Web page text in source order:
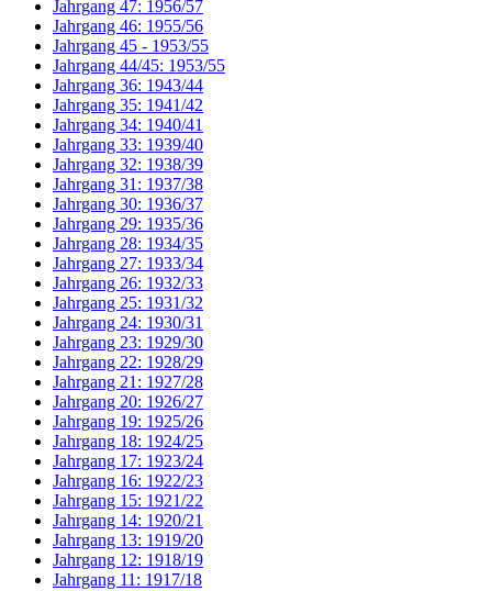
Jahrgang 47: 1956/57
Jahrgang 46: 1955/56
Jahrgang 45 - 1953/55
Jahrgang 44/45: 1953/55
Jahrgang 36: 1943/44
Jahrgang 35: 1941/42
Jahrgang 34: 1940/41
Jahrgang 33: 1939/40
Jahrgang 32: 1938/39
Jahrgang 31: 1937/38
Jahrgang 30: 1936/37
Jahrgang 29: 1935/36
Jahrgang 28: 1934/35
Jahrgang 27: 1933/34
Jahrgang 26: 1932/33
Jahrgang 25: 1931/32
Jahrgang 24: 1930/31
Jahrgang 23: 1929/30
Jahrgang 22: 1928/29
Jahrgang 21: 1927/28
Jahrgang 20: 1926/27
Jahrgang 19: 1925/26
Jahrgang 18: 1924/25
Jahrgang 17: 1923/24
Jahrgang 16: 1922/23
Jahrgang 15: 1921/22
Jahrgang 14: 1920/21
Jahrgang 13: 1919/20
Jahrgang 12: 1918/19
Jahrgang 11: 1917/18